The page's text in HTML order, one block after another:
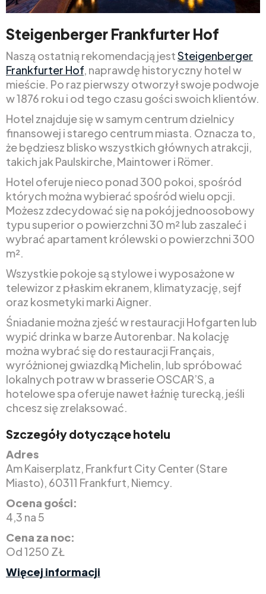
Steigenberger Frankfurter Hof
Naszą ostatnią rekomendacją jestSteigenberger
Frankfurter Hof, naprawdę historyczny hotel w
mieście. Po raz pierwszy otworzył swoje podwoje
w 1876 roku i od tego czasu gości swoich klientów.
Hotel znajduje się w samym centrum dzielnicy
finansowej i starego centrum miasta. Oznacza to,
że będziesz blisko wszystkich głównych atrakcji,
takich jak Paulskirche, Maintower i Römer.
Hotel oferuje nieco ponad 300 pokoi, spośród
których można wybierać spośród wielu opcji.
Możesz zdecydować się na pokój jednoosobowy
typu superior o powierzchni 30 m² lub zaszaleć i
wybrać apartament królewski o powierzchni 300
m².
Wszystkie pokoje są stylowe i wyposażone w
telewizor z płaskim ekranem, klimatyzację, sejf
oraz kosmetyki marki Aigner.
Śniadanie można zjeść w restauracji Hofgarten lub
wypić drinka w barze Autorenbar. Na kolację
można wybrać się do restauracji Français,
wyróżnionej gwiazdką Michelin, lub spróbować
lokalnych potraw w brasserie OSCAR’S, a
hotelowe spa oferuje nawet łaźnię turecką, jeśli
chcesz się zrelaksować.
Szczegóły dotyczące hotelu
Adres
Am Kaiserplatz, Frankfurt City Center (Stare
Miasto), 60311 Frankfurt, Niemcy.
Ocena gości:
4,3 na 5
Cena za noc:
Od 1250 ZŁ
Więcej informacji